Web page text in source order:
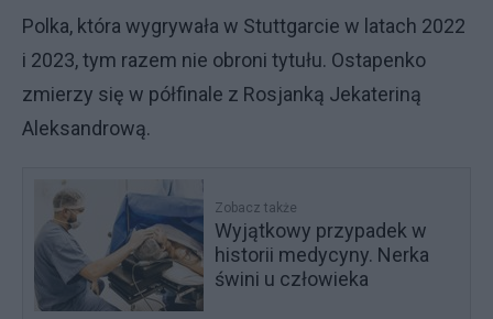
Polka, która wygrywała w Stuttgarcie w latach 2022
i 2023, tym razem nie obroni tytułu. Ostapenko
zmierzy się w półfinale z Rosjanką Jekateriną
Aleksandrową.
Zobacz także
Wyjątkowy przypadek w
historii medycyny. Nerka
świni u człowieka